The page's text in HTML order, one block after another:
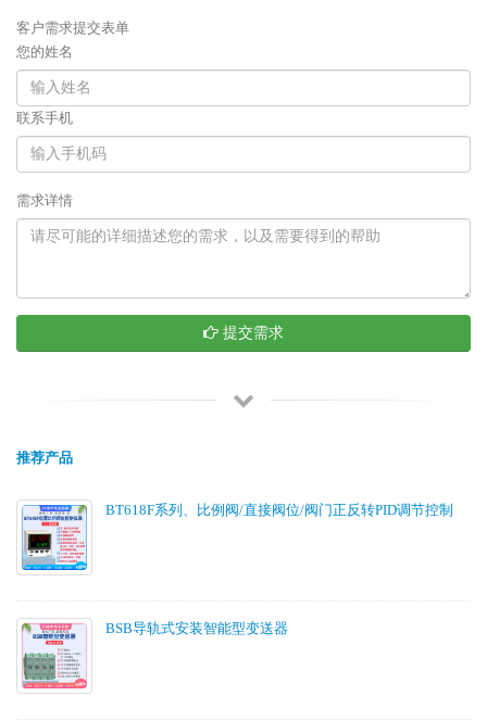
客户需求提交表单
您的姓名
联系手机
需求详情
提交需求
推荐产品
BT618F系列、比例阀/直接阀位/阀门正反转PID调节控制
BSB导轨式安装智能型变送器